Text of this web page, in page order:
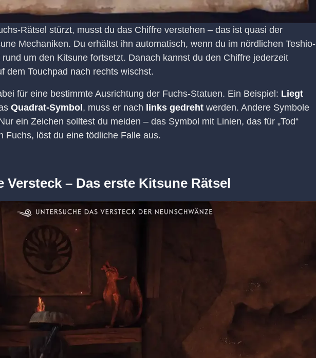
Rätsel stürzt, musst du das Chiffre verstehen – das ist quasi der
Mechaniken. Du erhältst ihn automatisch, wenn du im nördlichen Teshio-
um den Kitsune fortsetzt. Danach kannst du den Chiffre jederzeit
dem Touchpad nach rechts wischst.
für eine bestimmte Ausrichtung der Fuchs-Statuen. Ein Beispiel: Liegt
Quadrat-Symbol , muss er nach links gedreht werden. Andere Symbole
ein Zeichen solltest du meiden – das Symbol mit Linien, das für „Tod“
Fuchs, löst du eine tödliche Falle aus.
Versteck – Das erste Kitsune Rätsel